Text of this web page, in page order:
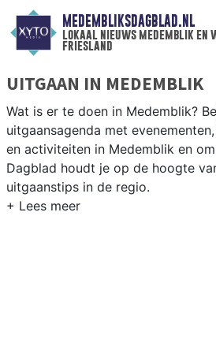
MEDEMBLIKSDAGBLAD.NL
lokaal nieuws medemblik en
friesland
UITGAAN IN MEDEMBLIK
Wat is er te doen in Medemblik?
uitgaansagenda met
en activiteiten in Medemblik en
Dagblad houdt je op de hoogte
uitgaanstips in de regio.